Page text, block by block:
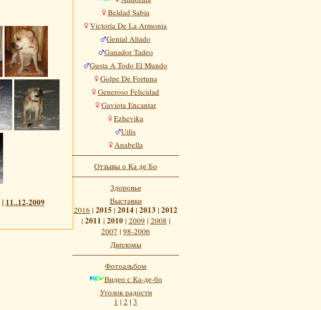
| 11..12-2009
Beldad Sabia
Victoria De La Armonia
Genial Aliado
Ganador Tadeo
Gusta A Todo El Mundo
Golpe De Fortuna
Generoso Felicidad
Gaviota Encantar
Ezhevika
Uilis
Anabella
Отзывы о Ка де Бо
Здоровье
Выставки
2016 | 2015 | 2014 | 2013 | 2012
| 2011 | 2010 | 2009 | 2008 |
2007 | 98-2006
Дипломы
Фотоальбом
Видео с Ка-де-бо
Уголок радости
1 | 2 | 3